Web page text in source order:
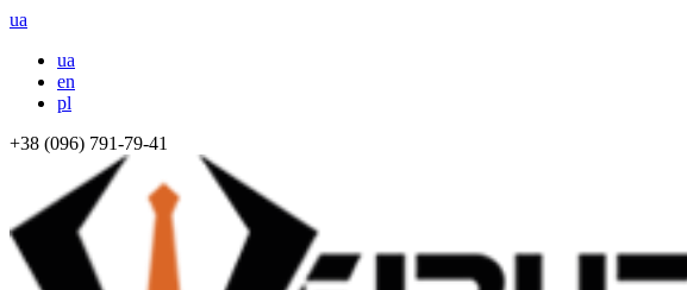
ua
ua
en
pl
+38 (096) 791-79-41